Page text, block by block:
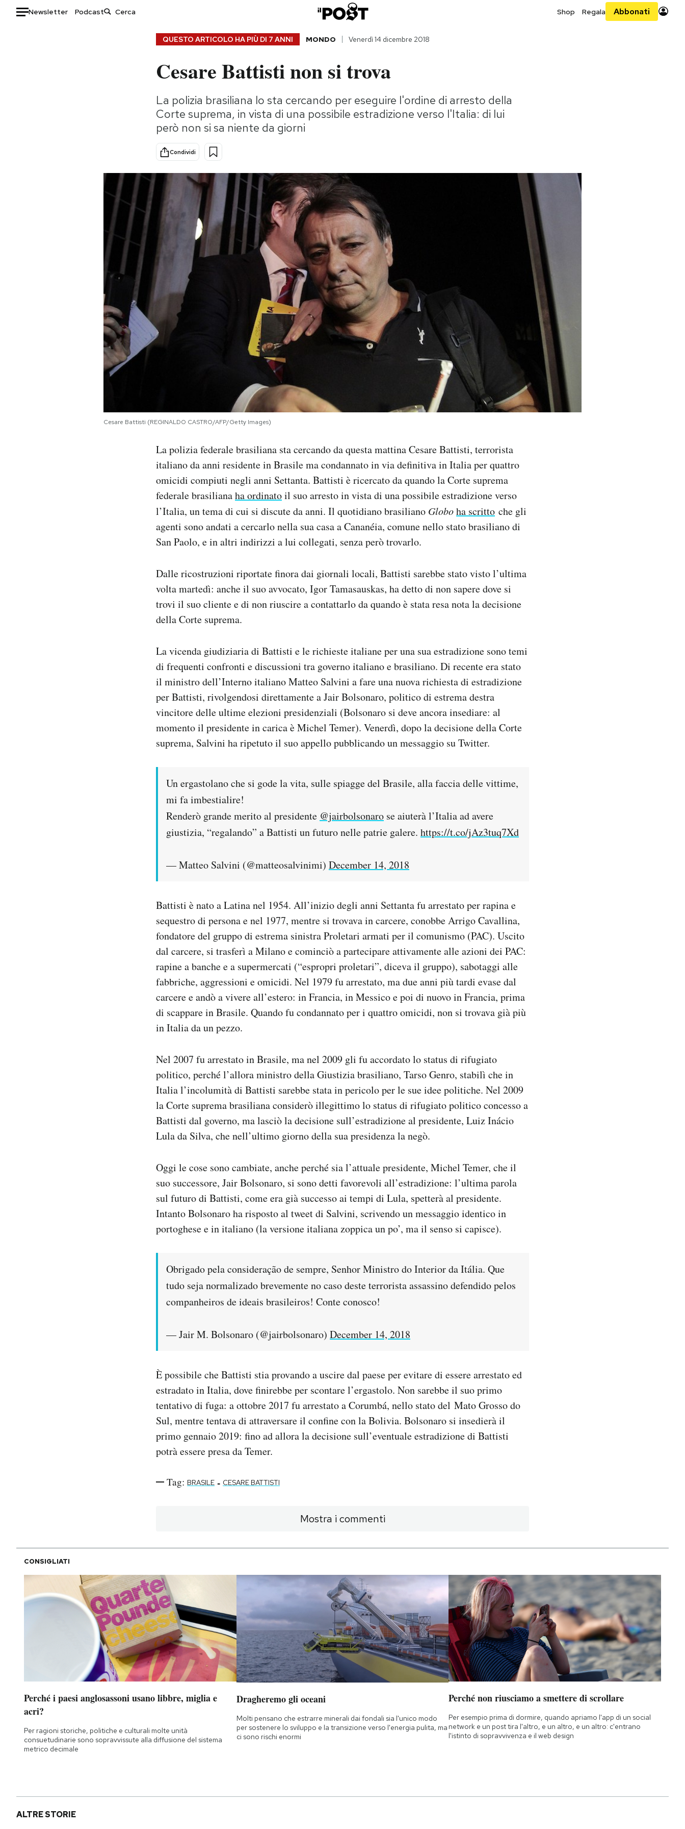
Newsletter Podcast Shop Regala Abbonati
Consumismi
Storie/Idee
Ok Boomer!
Europa
Altrecose
Mondiali calcio 2026
QUESTO ARTICOLO HA PIÙ DI 7 ANNI MONDO Venerdì 14 dicembre 2018
Cesare Battisti non si trova
La polizia brasiliana lo sta cercando per eseguire l'ordine di arresto della
Corte suprema, in vista di una possibile estradizione verso l'Italia: di lui
però non si sa niente da giorni
Condividi
Cesare Battisti (REGINALDO CASTRO/AFP/Getty Images)
La polizia federale brasiliana sta cercando da questa mattina Cesare Battisti, terrorista
italiano da anni residente in Brasile ma condannato in via definitiva in Italia per quattro
omicidi compiuti negli anni Settanta. Battisti è ricercato da quando la Corte suprema
federale brasilianaha ordinatoil suo arresto in vista di una possibile estradizione verso
l’Italia, un tema di cui si discute da anni. Il quotidiano brasiliano Globoha scritto che gli
agenti sono andati a cercarlo nella sua casa a Cananéia, comune nello stato brasiliano di
San Paolo, e in altri indirizzi a lui collegati, senza però trovarlo.
Dalle ricostruzioni riportate finora dai giornali locali, Battisti sarebbe stato visto l’ultima
volta martedì: anche il suo avvocato, Igor Tamasauskas, ha detto di non sapere dove si
trovi il suo cliente e di non riuscire a contattarlo da quando è stata resa nota la decisione
della Corte suprema.
La vicenda giudiziaria di Battisti e le richieste italiane per una sua estradizione sono temi
di frequenti confronti e discussioni tra governo italiano e brasiliano. Di recente era stato
il ministro dell’Interno italiano Matteo Salvini a fare una nuova richiesta di estradizione
per Battisti, rivolgendosi direttamente a Jair Bolsonaro, politico di estrema destra
vincitore delle ultime elezioni presidenziali (Bolsonaro si deve ancora insediare: al
momento il presidente in carica è Michel Temer). Venerdì, dopo la decisione della Corte
suprema, Salvini ha ripetuto il suo appello pubblicando un messaggio su Twitter.
Un ergastolano che si gode la vita, sulle spiagge del Brasile, alla faccia delle vittime,
mi fa imbestialire!
Renderò grande merito al presidente @jairbolsonaro se aiuterà l’Italia ad avere
giustizia, “regalando” a Battisti un futuro nelle patrie galere. https://t.co/jAz3tuq7Xd
— Matteo Salvini (@matteosalvinimi) December 14, 2018
Battisti è nato a Latina nel 1954. All’inizio degli anni Settanta fu arrestato per rapina e
sequestro di persona e nel 1977, mentre si trovava in carcere, conobbe Arrigo Cavallina,
fondatore del gruppo di estrema sinistra Proletari armati per il comunismo (PAC). Uscito
dal carcere, si trasferì a Milano e cominciò a partecipare attivamente alle azioni dei PAC:
rapine a banche e a supermercati (“espropri proletari”, diceva il gruppo), sabotaggi alle
fabbriche, aggressioni e omicidi. Nel 1979 fu arrestato, ma due anni più tardi evase dal
carcere e andò a vivere all’estero: in Francia, in Messico e poi di nuovo in Francia, prima
di scappare in Brasile. Quando fu condannato per i quattro omicidi, non si trovava già più
in Italia da un pezzo.
Nel 2007 fu arrestato in Brasile, ma nel 2009 gli fu accordato lo status di rifugiato
politico, perché l’allora ministro della Giustizia brasiliano, Tarso Genro, stabilì che in
Italia l’incolumità di Battisti sarebbe stata in pericolo per le sue idee politiche. Nel 2009
la Corte suprema brasiliana considerò illegittimo lo status di rifugiato politico concesso a
Battisti dal governo, ma lasciò la decisione sull’estradizione al presidente, Luiz Inácio
Lula da Silva, che nell’ultimo giorno della sua presidenza la negò.
Oggi le cose sono cambiate, anche perché sia l’attuale presidente, Michel Temer, che il
suo successore, Jair Bolsonaro, si sono detti favorevoli all’estradizione: l’ultima parola
sul futuro di Battisti, come era già successo ai tempi di Lula, spetterà al presidente.
Intanto Bolsonaro ha risposto al tweet di Salvini, scrivendo un messaggio identico in
portoghese e in italiano (la versione italiana zoppica un po’, ma il senso si capisce).
Obrigado pela consideração de sempre, Senhor Ministro do Interior da Itália. Que
tudo seja normalizado brevemente no caso deste terrorista assassino defendido pelos
companheiros de ideais brasileiros! Conte conosco!
— Jair M. Bolsonaro (@jairbolsonaro) December 14, 2018
È possibile che Battisti stia provando a uscire dal paese per evitare di essere arrestato ed
estradato in Italia, dove finirebbe per scontare l’ergastolo. Non sarebbe il suo primo
tentativo di fuga: a ottobre 2017 fu arrestato a Corumbá, nello stato del Mato Grosso do
Sul, mentre tentava di attraversare il confine con la Bolivia. Bolsonaro si insedierà il
primo gennaio 2019: fino ad allora la decisione sull’eventuale estradizione di Battisti
potrà essere presa da Temer.
Tag: BRASILE - CESARE BATTISTI
Mostra i commenti
CONSIGLIATI
Perché i paesi anglosassoni usano libbre, miglia e
acri?
Per ragioni storiche, politiche e culturali molte unità
consuetudinarie sono sopravvissute alla diffusione del sistema
metrico decimale
Dragheremo gli oceani
Molti pensano che estrarre minerali dai fondali sia l'unico modo
per sostenere lo sviluppo e la transizione verso l'energia pulita, ma
ci sono rischi enormi
Perché non riusciamo a smettere di scrollare
Per esempio prima di dormire, quando apriamo l'app di un social
network e un post tira l'altro, e un altro, e un altro: c'entrano
l'istinto di sopravvivenza e il web design
ALTRE STORIE